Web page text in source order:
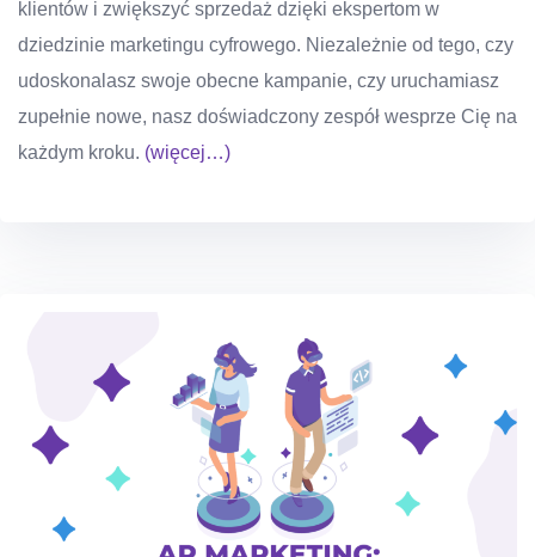
klientów i zwiększyć sprzedaż dzięki ekspertom w
dziedzinie marketingu cyfrowego. Niezależnie od tego, czy
udoskonalasz swoje obecne kampanie, czy uruchamiasz
zupełnie nowe, nasz doświadczony zespół wesprze Cię na
każdym kroku. (więcej…)